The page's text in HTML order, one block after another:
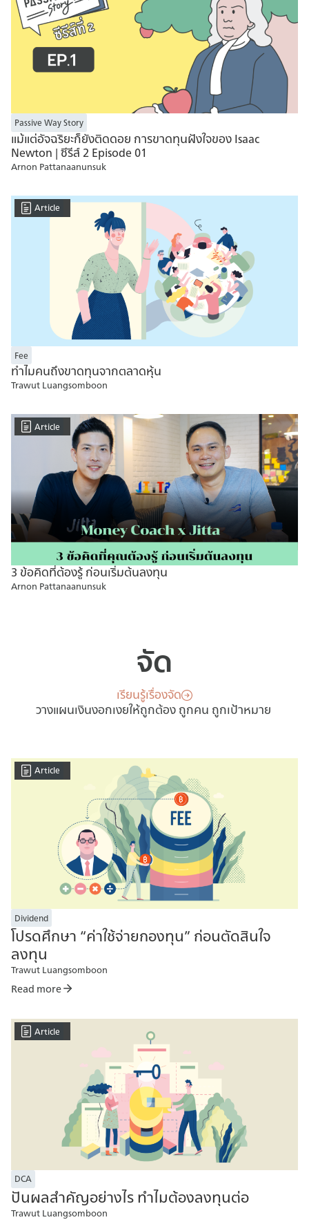
Passive Way Story
แม้แต่อัจฉริยะก็ยังติดดอย การขาดทุนฝังใจของ Isaac
Newton | ซีรีส์ 2 Episode 01
Arnon Pattanaanunsuk
Article
Fee
ทำไมคนถึงขาดทุนจากตลาดหุ้น
Trawut Luangsomboon
Article
3 ข้อคิดที่ต้องรู้ ก่อนเริ่มต้นลงทุน
Arnon Pattanaanunsuk
จัด
วางแผนเงินงอกเงยให้ถูกต้อง ถูกคน ถูกเป้าหมาย
เรียนรู้เรื่องจัด
Article
Dividend
โปรดศึกษา “ค่าใช้จ่ายกองทุน” ก่อนตัดสินใจ
ลงทุน
Trawut Luangsomboon
Read more
Article
DCA
ปันผลสำคัญอย่างไร ทำไมต้องลงทุนต่อ
Trawut Luangsomboon